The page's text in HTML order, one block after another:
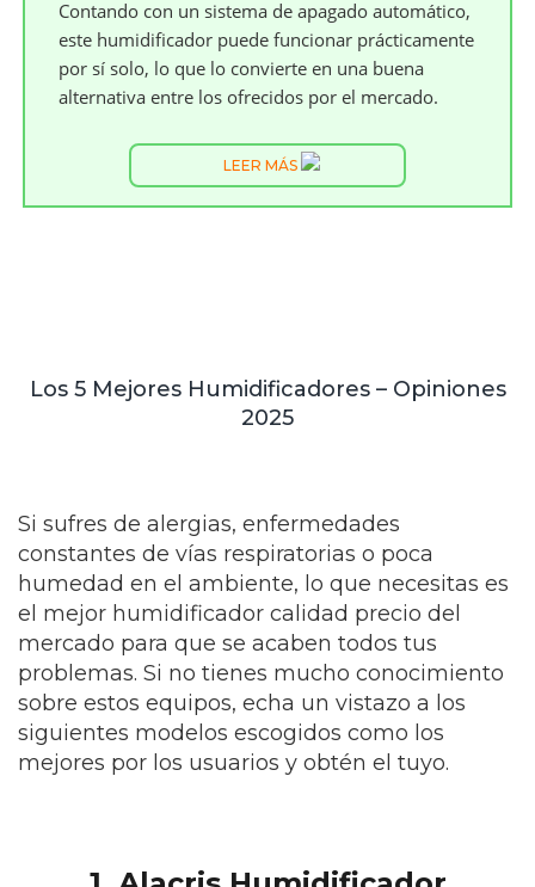
Contando con un sistema de apagado automático,
este humidificador puede funcionar prácticamente
por sí solo, lo que lo convierte en una buena
alternativa entre los ofrecidos por el mercado.
LEER MÁS
Los 5 Mejores Humidificadores – Opiniones
2025
Si sufres de alergias, enfermedades
constantes de vías respiratorias o poca
humedad en el ambiente, lo que necesitas es
el mejor humidificador calidad precio del
mercado para que se acaben todos tus
problemas. Si no tienes mucho conocimiento
sobre estos equipos, echa un vistazo a los
siguientes modelos escogidos como los
mejores por los usuarios y obtén el tuyo.